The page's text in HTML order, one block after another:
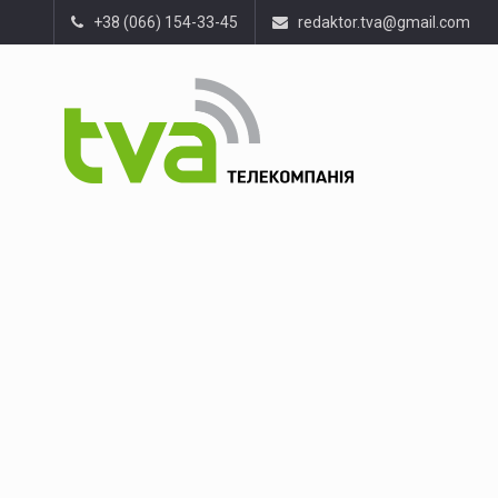
+38 (066) 154-33-45 redaktor.tva@gmail.com